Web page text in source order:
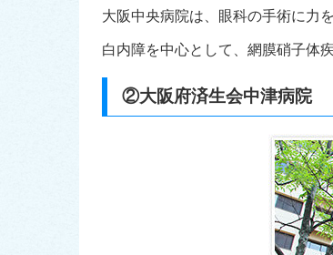
大阪中央病院は、眼科の手術に力
白内障を中心として、網膜硝子体
②大阪府済生会中津病院